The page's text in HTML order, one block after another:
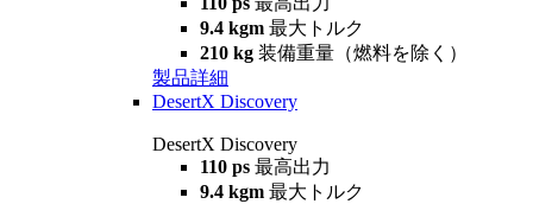
9.4 kgm 最大トルク
210 kg 装備重量（燃料を除く）
製品詳細
DesertX Discovery
DesertX Discovery
110 ps 最高出力
9.4 kgm 最大トルク